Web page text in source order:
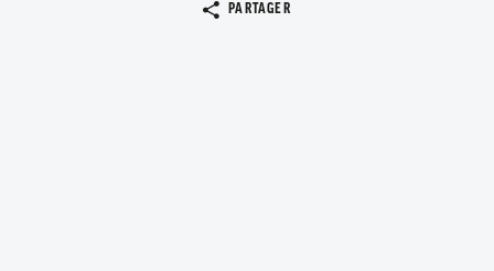
PARTAGER